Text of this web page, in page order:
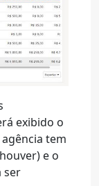
exibido o
tem
e o
ser